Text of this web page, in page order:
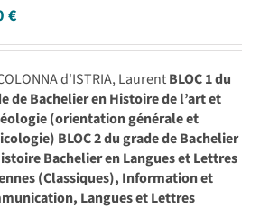
€
d'ISTRIA, LaurentBLOC 1 du
de Bachelier en Histoire de l’art et
(orientation générale et
BLOC 2 du grade de Bachelier
Bachelier en Langues et Lettres
(Classiques), Information et
Langues et Lettres